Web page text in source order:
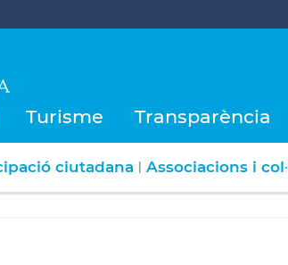
Turisme Transparència
ciutadana | Associacions i